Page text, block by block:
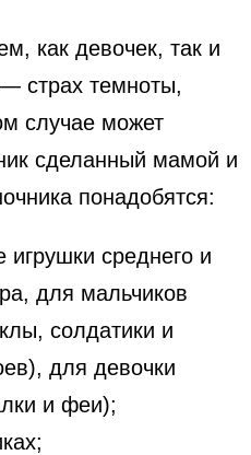
как девочек, так и
страх темноты,
случае может
сделанный мамой и
понадобятся:
среднего и
для мальчиков
солдатики и
для девочки
и феи);